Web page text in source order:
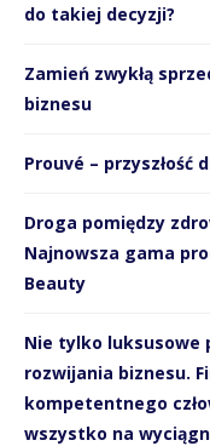
do takiej decyzji?
Zamień zwykłą
biznesu
Prouvé – przyszłość
Droga pomiędzy
Najnowsza gama
Beauty
Nie tylko luksusowe
rozwijania biznesu.
kompetentnego
wszystko na